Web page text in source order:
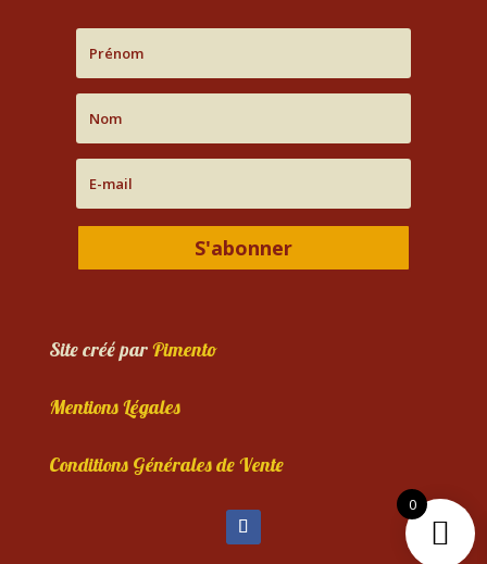
S'abonner
Site créé parPimento
Mentions Légales
Conditions Générales de Vente
0